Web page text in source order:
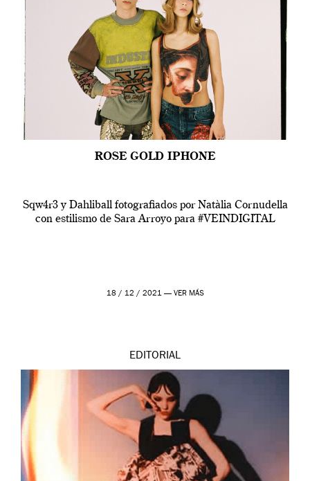
ROSE GOLD IPHONE
Sqw4r3 y Dahliball fotografiados por Natàlia Cornudella
con estilismo de Sara Arroyo para #VEINDIGITAL
18 / 12 / 2021 — VER MÁS
EDITORIAL